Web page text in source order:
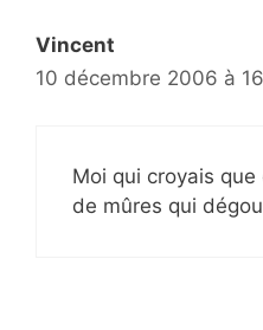
Vincent
10 décembre 2006 à
Moi qui croyais que
de mûres qui